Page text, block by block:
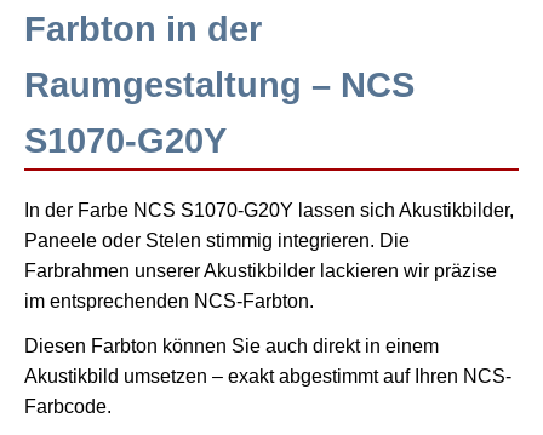
Farbton in der
Raumgestaltung – NCS
S1070-G20Y
In der Farbe NCS S1070-G20Y lassen sich Akustikbilder,
Paneele oder Stelen stimmig integrieren. Die
Farbrahmen unserer Akustikbilder lackieren wir präzise
im entsprechenden NCS-Farbton.
Diesen Farbton können Sie auch direkt in einem
Akustikbild umsetzen – exakt abgestimmt auf Ihren NCS-
Farbcode.